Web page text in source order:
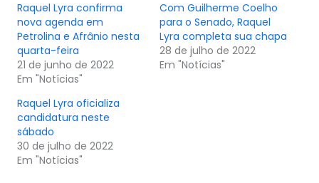
Raquel Lyra confirma
nova agenda em
Petrolina e Afrânio nesta
quarta-feira
21 de junho de 2022
Em "Notícias"
Com Guilherme Coelho
para o Senado, Raquel
Lyra completa sua chapa
28 de julho de 2022
Em "Notícias"
Raquel Lyra oficializa
candidatura neste
sábado
30 de julho de 2022
Em "Notícias"